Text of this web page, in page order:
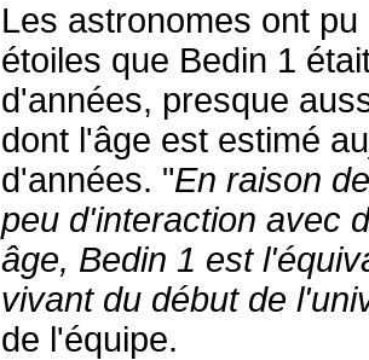
Les astronomes ont
étoiles que Bedin 1
d'années, presque
dont l'âge est estimé
d'années. "En raison
peu d'interaction avec
âge, Bedin 1 est
vivant du début de
de l'équipe.